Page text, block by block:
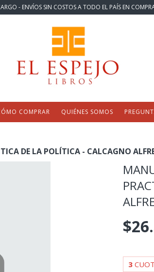
- ENVÍOS SIN COSTOS A TODO EL PAÍS EN
COMPRAR QUIÉNES SOMOS
DE LA POLÍTICA - CALCAGNO
3